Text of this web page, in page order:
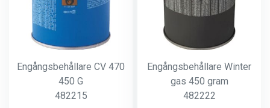
Engångsbehållare CV 470
450 G
482215
Engångsbehållare Winter
gas 450 gram
482222